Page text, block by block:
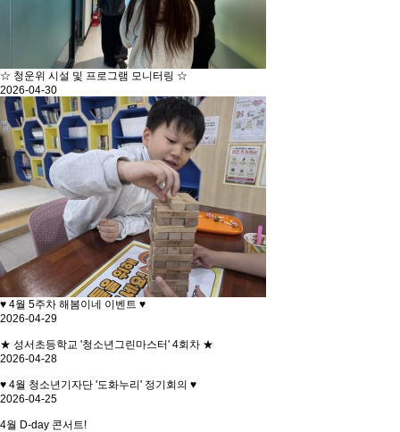
☆ 청운위 시설 및 프로그램 모니터링 ☆
2026-04-30
♥ 4월 5주차 해봄이네 이벤트 ♥
2026-04-29
★ 성서초등학교 '청소년그린마스터' 4회차 ★
2026-04-28
♥ 4월 청소년기자단 '도화누리' 정기회의 ♥
2026-04-25
4월 D-day 콘서트!